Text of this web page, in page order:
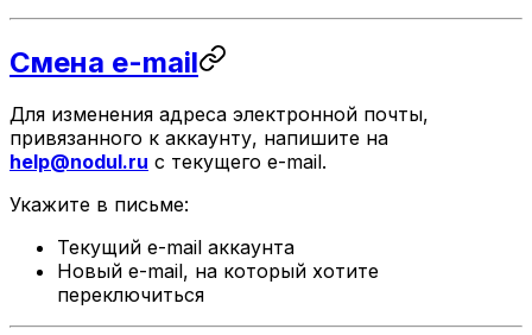
Смена e-mail
Для изменения адреса электронной почты,
привязанного к аккаунту, напишите на
help@nodul.ru с текущего e-mail.
Укажите в письме:
Текущий e-mail аккаунта
Новый e-mail, на который хотите
переключиться